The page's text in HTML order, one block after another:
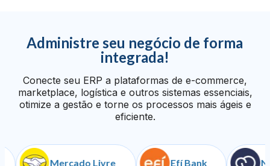
Administre seu negócio de forma
integrada!
Conecte seu ERP a plataformas de e-commerce,
marketplace, logística e outros sistemas essenciais,
otimize a gestão e torne os processos mais ágeis e
eficiente.
Mercado Livre Efí Bank